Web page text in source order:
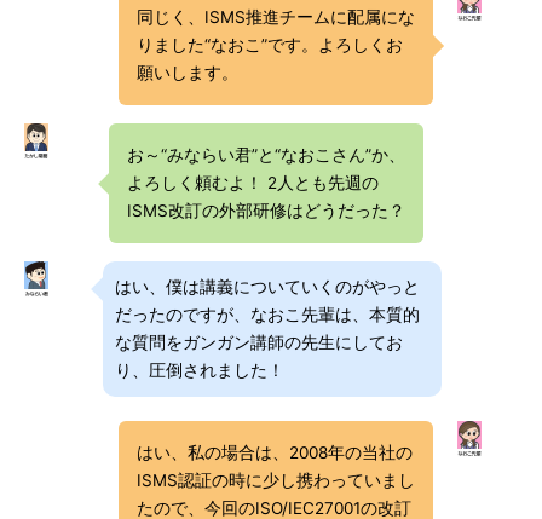
同じく、ISMS推進チームに配属にな
りました“なおこ”です。よろしくお
願いします。
お～“みならい君”と“なおこさん”か、
よろしく頼むよ！ 2人とも先週の
ISMS改訂の外部研修はどうだった？
はい、僕は講義についていくのがやっと
だったのですが、なおこ先輩は、本質的
な質問をガンガン講師の先生にしてお
り、圧倒されました！
はい、私の場合は、2008年の当社の
ISMS認証の時に少し携わっていまし
たので、今回のISO/IEC27001の改訂